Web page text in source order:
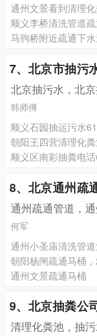
通州文景看到清理
顺义李桥清洗管道
马驹桥附近疏通下
7、北京市抽污
北京抽污水，北
韩师傅
顺义石园抽运污水
朝阳王四营清理化
顺义区南彩抽粪电
8、北京通州疏
通州疏通管道，
何军
通州小圣庙清洗管
朝阳杨闸疏通马桶
通州文景疏通马桶
9、北京抽粪公
清理化粪池，抽